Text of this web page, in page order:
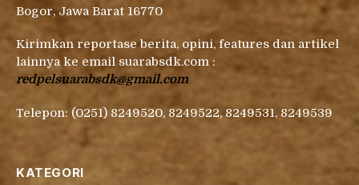
Bogor, Jawa Barat 16770
Kirimkan reportase berita, opini, features dan artikel
lainnya ke email suarabsdk.com :
redpelsuarabsdk@gmail.com
Telepon: (0251) 8249520, 8249522, 8249531, 8249539
KATEGORI